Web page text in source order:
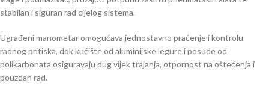
stabilan i siguran rad cijelog sistema.
Ugrađeni manometar omogućava jednostavno praćenje i kontrolu
radnog pritiska, dok kućište od aluminijske legure i posude od
polikarbonata osiguravaju dug vijek trajanja, otpornost na oštećenja i
pouzdan rad.